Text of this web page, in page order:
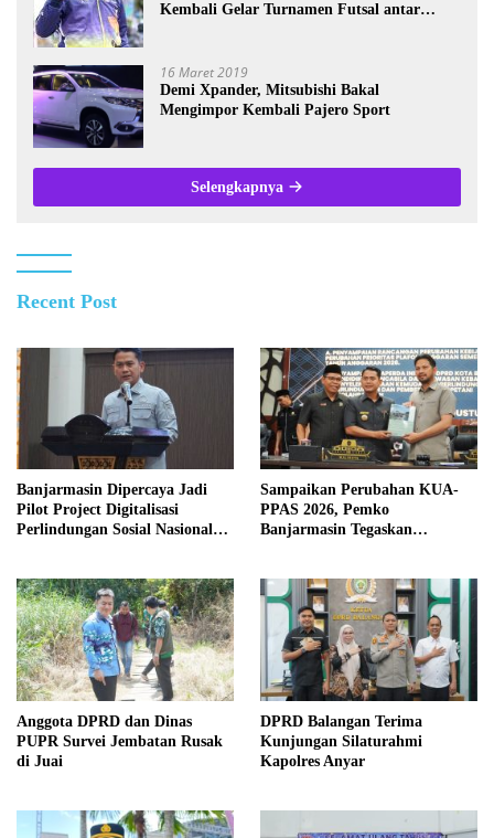
Kembali Gelar Turnamen Futsal antar
16 Maret 2019
Demi Xpander, Mitsubishi Bakal
Mengimpor Kembali Pajero Sport
Selengkapnya
Recent Post
Banjarmasin Dipercaya Jadi
Pilot Project Digitalisasi
Perlindungan Sosial Nasional
Sampaikan Perubahan KUA-
PPAS 2026, Pemko
Banjarmasin Tegaskan
Anggota DPRD dan Dinas
PUPR Survei Jembatan Rusak
di Juai
DPRD Balangan Terima
Kunjungan Silaturahmi
Kapolres Anyar